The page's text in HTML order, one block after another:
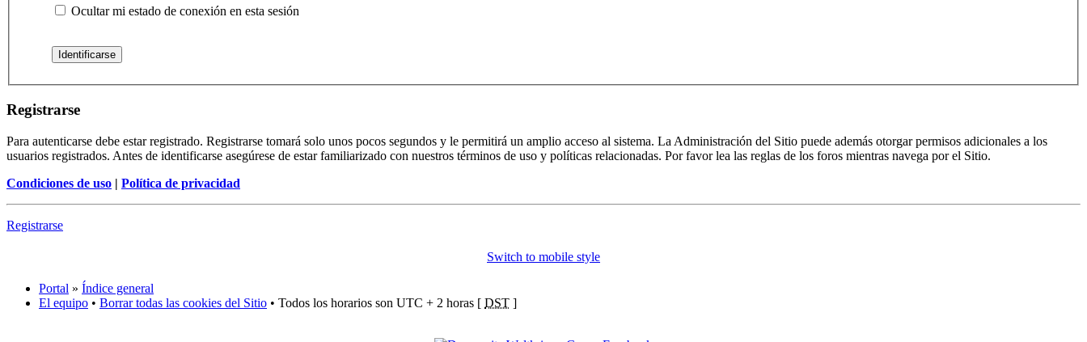
Ocultar mi estado de conexión en esta sesión
Registrarse
Para autenticarse debe estar registrado. Registrarse tomará solo unos pocos segundos y le permitirá un amplio acceso al sistema. La Administración del Sitio puede además otorgar permisos adicionales a los
usuarios registrados. Antes de identificarse asegúrese de estar familiarizado con nuestros términos de uso y políticas relacionadas. Por favor lea las reglas de los foros mientras navega por el Sitio.
Condiciones de uso | Política de privacidad
Registrarse
Switch to mobile style
Portal » Índice general
El equipo • Borrar todas las cookies del Sitio • Todos los horarios son UTC + 2 horas [ DST ]